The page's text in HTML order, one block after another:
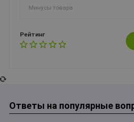
Рейтинг
Ответы на популярные